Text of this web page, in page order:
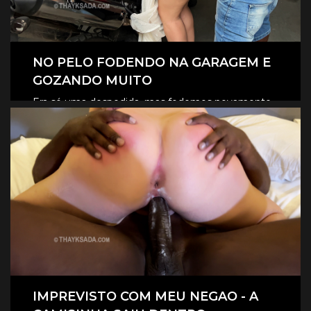
NO PELO FODENDO NA GARAGEM E
GOZANDO MUITO
Era só uma despedida, mas fodemos novamente
na garagem, e claro que foi no pelo, eles
revesaram gozar dentro de mim.
CLIQUE AQUI E ASSISTA
IMPREVISTO COM MEU NEGAO - A